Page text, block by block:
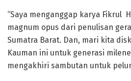
“Saya menganggap karya Fikrul
magnum opus dari penulisan
Sumatra Barat. Dan, mari kita
Kauman ini untuk generasi
mengakhiri sambutan untuk